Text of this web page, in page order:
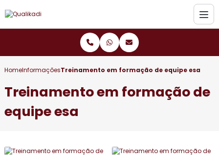
HomeInformaçõesTreinamento em formação de equipe esa
Treinamento em formação de
equipe esa